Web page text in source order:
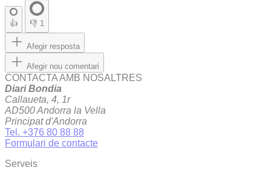
👍 👎 1
Afegir resposta
Afegir nou comentari
CONTACTA AMB NOSALTRES
Diari Bondia
Callaueta, 4, 1r
AD500 Andorra la Vella
Principat d'Andorra
Tel. +376 80 88 88
Formulari de contacte
Serveis